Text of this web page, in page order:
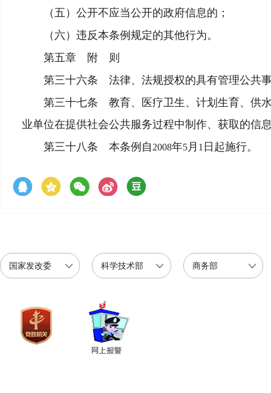
（五）公开不应当公开的政府信息的；
（六）违反本条例规定的其他行为。
第五章 附 则
第三十六条 法律、法规授权的具有管理公共事
第三十七条 教育、医疗卫生、计划生育、供水
业单位在提供社会公共服务过程中制作、获取的信
第三十八条 本条例自 2008年5月 1 日起施行。
国家发改委 科学技术部 商务部